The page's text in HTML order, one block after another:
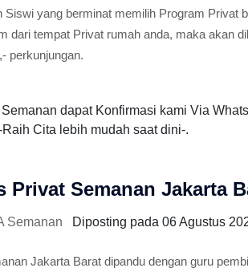
Siswi yang berminat memilih Program Privat
dari tempat Privat rumah anda, maka akan
perkunjungan.
dapat Konfirmasi kami Via
Cita lebih mudah saat dini-.
Privat Semanan Jakarta
Semanan Diposting pada 06 Agustus
Jakarta Barat dipandu dengan guru